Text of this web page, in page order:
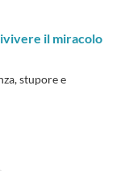
il miracolo
stupore e